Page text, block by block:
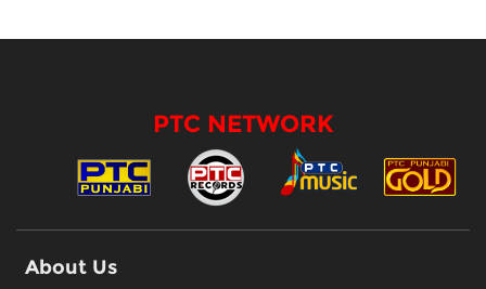
PTC NETWORK
About Us